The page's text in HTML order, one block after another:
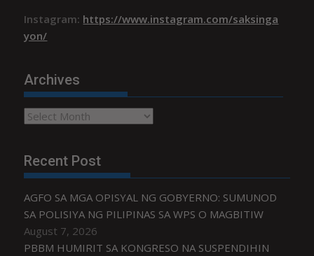
Instagram: https://www.instagram.com/saksinga
yon/
Archives
Archives
Recent Post
AGFO SA MGA OPISYAL NG GOBYERNO: SUMUNOD
SA POLISIYA NG PILIPINAS SA WPS O MAGBITIW
August 7, 2026
PBBM HUMIRIT SA KONGRESO NA SUSPENDIHIN